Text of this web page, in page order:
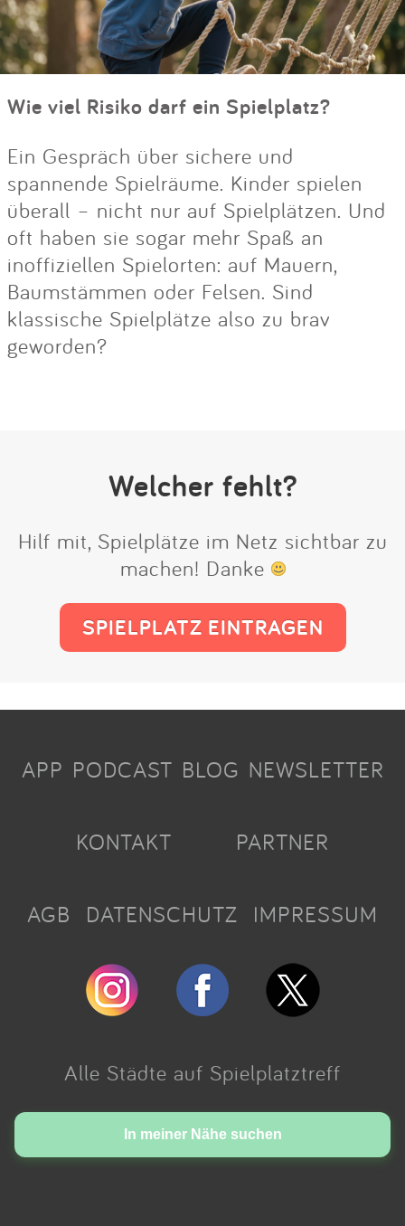
Wie viel Risiko darf ein Spielplatz?
Ein Gespräch über sichere und
spannende Spielräume. Kinder spielen
überall – nicht nur auf Spielplätzen. Und
oft haben sie sogar mehr Spaß an
inoffiziellen Spielorten: auf Mauern,
Baumstämmen oder Felsen. Sind
klassische Spielplätze also zu brav
geworden?
Welcher fehlt?
Hilf mit, Spielplätze im Netz sichtbar zu
machen! Danke
SPIELPLATZ EINTRAGEN
In meiner Nähe suchen
APP PODCAST BLOG NEWSLETTER
KONTAKT PARTNER
AGB DATENSCHUTZ IMPRESSUM
Alle Städte auf Spielplatztreff
Made with love in Cologne.